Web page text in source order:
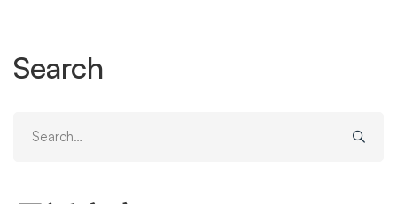
Search
for: